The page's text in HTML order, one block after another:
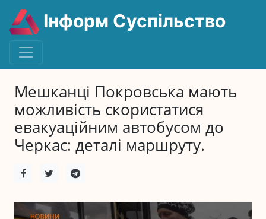
Інформ Суспільство
Мешканці Покровська мають
можливість скористатися
евакуаційним автобусом до
Черкас: деталі маршруту.